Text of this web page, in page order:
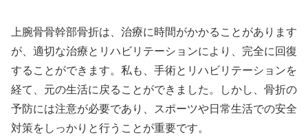
上腕骨骨幹部骨折は、治療に時間がかかることがあります
が、適切な治療とリハビリテーションにより、完全に回復
することができます。私も、手術とリハビリテーションを
経て、元の生活に戻ることができました。しかし、骨折の
予防には注意が必要であり、スポーツや日常生活での安全
対策をしっかりと行うことが重要です。